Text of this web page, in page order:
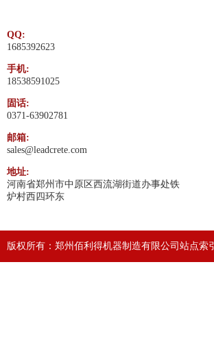
QQ:
1685392623
手机:
18538591025
固话:
0371-63902781
邮箱:
sales@leadcrete.com
地址:
河南省郑州市中原区西流湖街道办事处铁
炉村西四环东
版权所有：郑州佰利得机器制造有限公司 站点索引